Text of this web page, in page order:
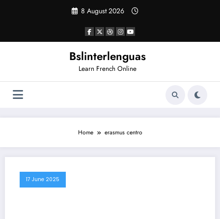
8 August 2026
Bslinterlenguas
Learn French Online
Home erasmus centro
17 June 2025